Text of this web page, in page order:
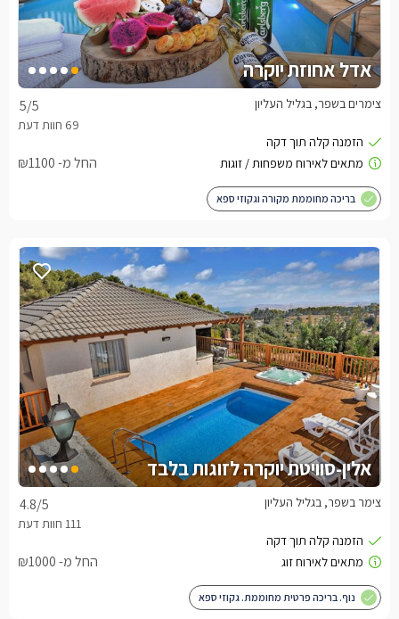
אדל אחוזת יוקרה
5/5 צימרים בשפר, בגליל העליון
החל מ- ₪1100
בריכה מחוממת מקורה וגקוזי ספא
אלין-סוויטת יוקרה לזוגות בלבד
4.8/5 צימר בשפר, בגליל העליון
החל מ- ₪1000
נוף. בריכה פרטית מחוממת. גקוזי ספא